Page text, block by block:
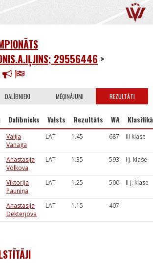
29556446 >
DALĪBNIEKI MĒĢINĀJUMI REZULTĀTI
Dalībnieks Valsts Rezultāts WA
Valija
Vanaga
LAT 1.45 687 III klase
Anastasija
Volkova
LAT 1.35 593 I j. klase
Viktorija
Pauniņa
LAT 1.25 500 II j. klase
Anastasija
Dekterjova
LAT 1.15 407